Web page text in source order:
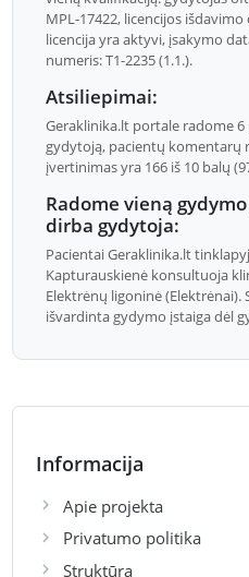
MPL-17422, licencijos
licencija yra aktyvi, įsakymo
numeris: T1-2235 (1.1.).
Atsiliepimai:
Geraklinika.lt portale radome
gydytoją, pacientų komentarų
įvertinimas yra 166 iš 10 balų
Radome vieną
dirba gydytoja:
Pacientai Geraklinika.lt
Kapturauskienė konsultuoja
Elektrėnų ligoninė (Elektrėnai).
išvardinta gydymo įstaiga dėl
Informacija
Apie projekta
Privatumo politika
Struktūra